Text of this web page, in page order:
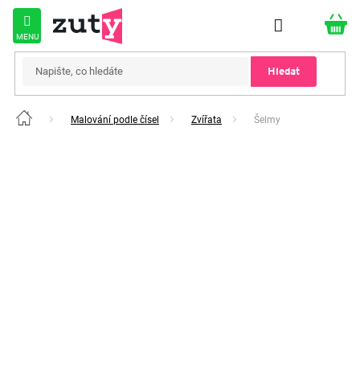
Přejít
obsah
Hledat
Domů Malování podle čísel Zvířata Šelmy